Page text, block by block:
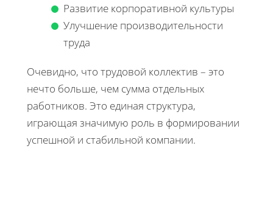
Развитие корпоративной культуры
Улучшение производительности
труда
Очевидно, что трудовой коллектив – это
нечто больше, чем сумма отдельных
работников. Это единая структура,
играющая значимую роль в формировании
успешной и стабильной компании.